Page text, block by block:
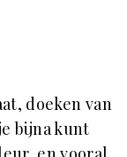
doeken van
bijna kunt